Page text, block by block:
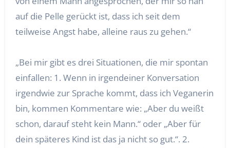
auf die Pelle gerückt ist, dass ich seit dem
teilweise Angst habe, alleine raus zu gehen.“
„Bei mir gibt es drei Situationen, die mir spontan
einfallen: 1. Wenn in irgendeiner Konversation
irgendwie zur Sprache kommt, dass ich Veganerin
bin, kommen Kommentare wie: „Aber du weißt
schon, darauf steht kein Mann.“ oder „Aber für
dein späteres Kind ist das ja nicht so gut.“. 2.